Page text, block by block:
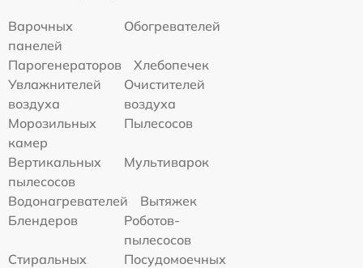
Варочных
панелей
Обогревателей
Парогенераторов
Хлебопечек
Увлажнителей
воздуха
Очистителей
воздуха
Морозильных
камер
Пылесосов
Вертикальных
пылесосов
Мультиварок
Водонагревателей
Вытяжек
Блендеров
Роботов-
пылесосов
Стиральных
Посудомоечных